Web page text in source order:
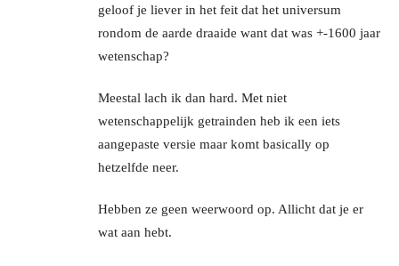
geloof je liever in het feit dat het universum
rondom de aarde draaide want dat was +-1600 jaar
wetenschap?
Meestal lach ik dan hard. Met niet
wetenschappelijk getrainden heb ik een iets
aangepaste versie maar komt basically op
hetzelfde neer.
Hebben ze geen weerwoord op. Allicht dat je er
wat aan hebt.